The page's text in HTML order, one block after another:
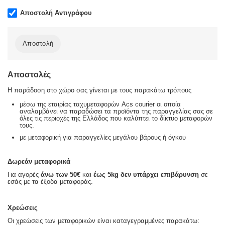
Αποστολή Αντιγράφου
Αποστολή
Αποστολές
Η παράδοση στο χώρο σας γίνεται με τους παρακάτω τρόπους
μέσω της εταιρίας ταχυμεταφορών Acs courier οι οποία
αναλαμβάνει να παραδώσει τα προϊόντα της παραγγελίας σας σε
όλες τις περιοχές της Ελλάδος που καλύπτει το δίκτυο μεταφορών
τους.
με μεταφορική για παραγγελίες μεγάλου βάρους ή όγκου
Δωρεάν μεταφορικά
Για αγορέςάνω των 50€ καιέως 5kg δεν υπάρχει επιβάρυνση σε
εσάς με τα έξοδα μεταφοράς.
Χρεώσεις
Οι χρεώσεις των μεταφορικών είναι καταγεγραμμένες παρακάτω: